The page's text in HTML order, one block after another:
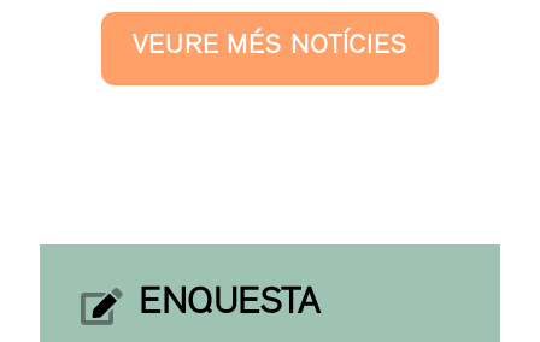
VEURE MÉS NOTÍCIES
ENQUESTA